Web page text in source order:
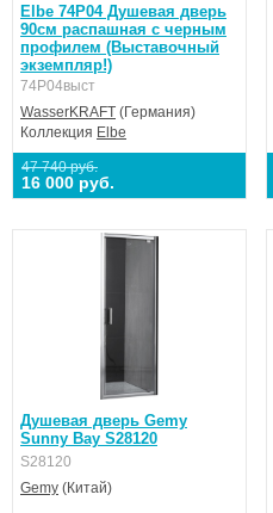
Elbe 74P04 Душевая дверь
90см распашная с черным
профилем (Выставочный
экземпляр!)
74P04выст
WasserKRAFT (Германия)
Коллекция Elbe
47 740 руб.
16 000 руб.
Душевая дверь Gemy
Sunny Bay S28120
S28120
Gemy (Китай)